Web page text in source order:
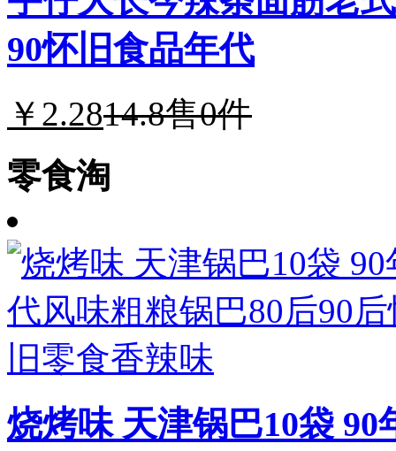
90怀旧食品年代
￥2.2814.8售0件
零食淘
烧烤味 天津锅巴10袋